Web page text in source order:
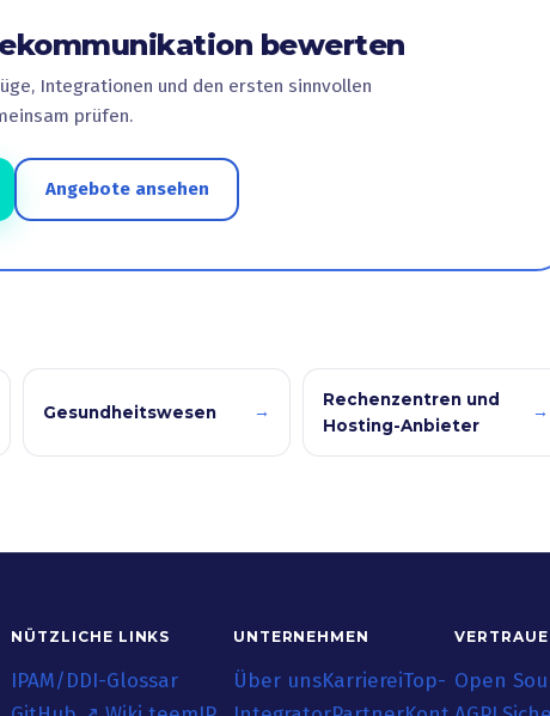
bewerten
Integrationen und den ersten sinnvollen
prüfen.
Angebote ansehen
Gesundheitswesen →
Rechenzentren und
Hosting-Anbieter
→
NÜTZLICHE LINKS
IPAM/DDI-Glossar
UNTERNEHMEN
Über unsKarriereiTop- Open